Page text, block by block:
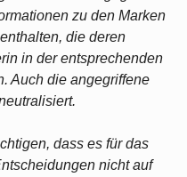
zu den Marken
die deren
in der entsprechenden
Auch die angegriffene
dass es für das
nicht auf